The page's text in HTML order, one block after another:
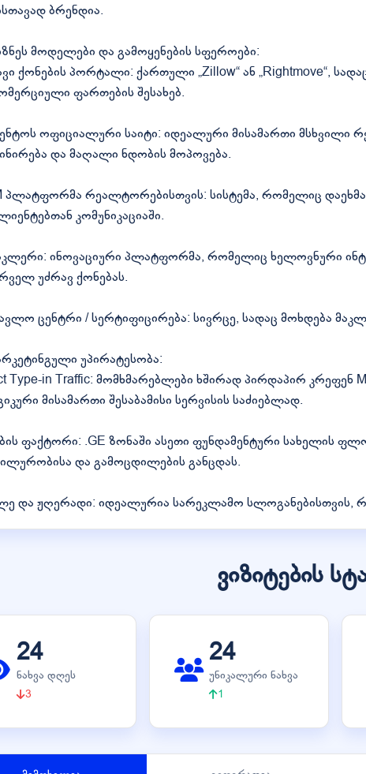
ბრენდია.
მოდელები და გამოყენების სფეროები:
ქონების პორტალი: ქართული „Zillow“ ან „Rightmove“,
ფართების შესახებ.
ოფიციალური საიტი: იდეალური მისამართი
და მაღალი ნდობის მოპოვება.
პლატფორმა რეალტორებისთვის: სისტემა, რომელიც
კომუნიკაციაში.
ინოვაციური პლატფორმა, რომელიც ხელოვნური
უძრავ ქონებას.
ცენტრი / სერტიფიცირება: სივრცე, სადაც მოხდება
უპირატესობა:
Type-in Traffic: მომხმარებლები ხშირად პირდაპირ კრეფენ
მისამართი შესაბამისი სერვისის საძიებლად.
ფაქტორი: .GE ზონაში ასეთი ფუნდამენტური სახელის
და გამოცდილების განცდას.
და ჟღერადი: იდეალურია სარეკლამო სლოგანებისთვის,
ვიზიტების
24
ნახვა დღეს
3
24
უნიკალური ნახვა
1